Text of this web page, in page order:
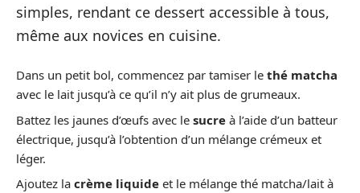
simples, rendant ce dessert accessible à tous,
même aux novices en cuisine.
Dans un petit bol, commencez par tamiser le thé matcha
avec le lait jusqu’à ce qu’il n’y ait plus de grumeaux.
Battez les jaunes d’œufs avec le sucre à l’aide d’un batteur
électrique, jusqu’à l’obtention d’un mélange crémeux et
léger.
Ajoutez la crème liquide et le mélange thé matcha/lait à